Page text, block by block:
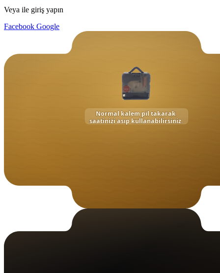
Veya ile giriş yapın
Facebook Google
Orijinal
fiyat:
Normal kalem pil takarak
saatinizi asıp kullanabilirsiniz.